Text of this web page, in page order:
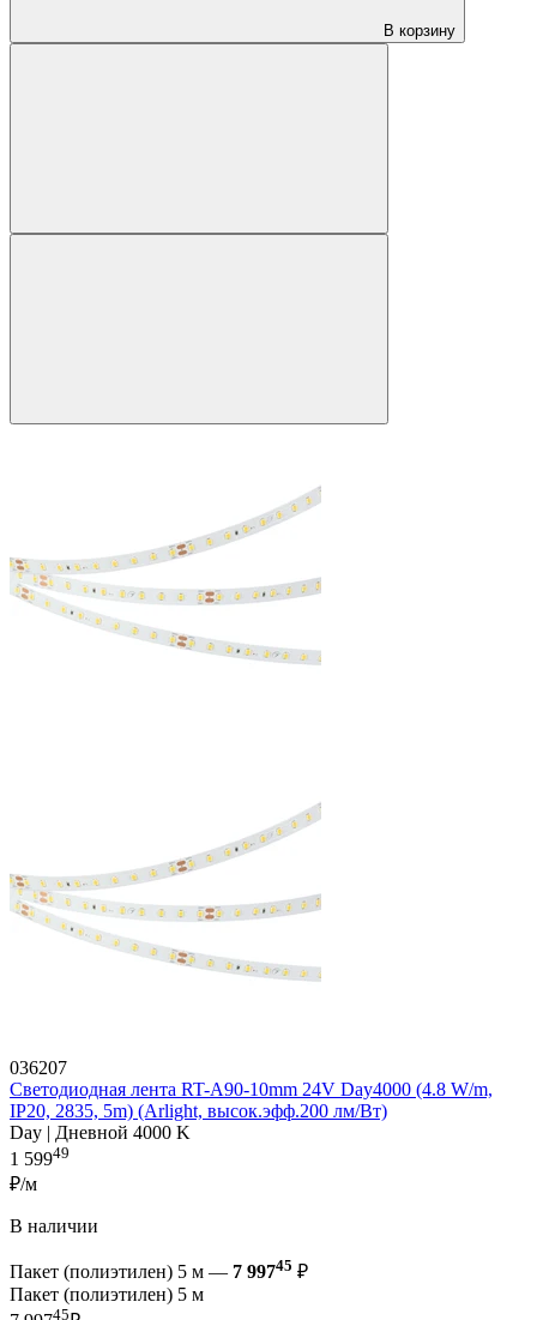
В корзину
036207
Светодиодная лента RT-A90-10mm 24V Day4000 (4.8 W/m,
IP20, 2835, 5m) (Arlight, высок.эфф.200 лм/Вт)
Day | Дневной 4000 K
1 59949
₽/м
В наличии
Пакет (полиэтилен) 5 м — 7 99745 ₽
Пакет (полиэтилен) 5 м
45